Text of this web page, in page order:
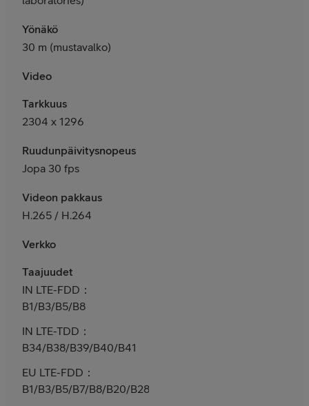
Yönäkö
30 m (mustavalko)
Video
Tarkkuus
2304 x 1296
Ruudunpäivitysnopeus
Jopa 30 fps
Videon pakkaus
H.265 / H.264
Verkko
Taajuudet
IN LTE-FDD：
B1/B3/B5/B8
IN LTE-TDD：
B34/B38/B39/B40/B41
EU LTE-FDD：
B1/B3/B5/B7/B8/B20/B28